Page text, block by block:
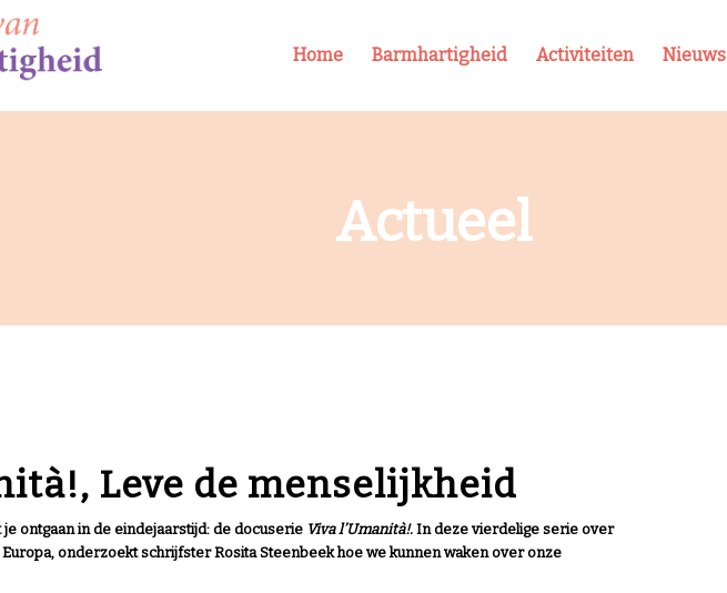
Home Barmhartigheid Activiteiten Nieuws
Actueel
Leve de menselijkheid
je ontgaan in de eindejaarstijd: de docuserie Viva l’Umanità!. In deze vierdelige serie over
, onderzoekt schrijfster Rosita Steenbeek hoe we kunnen waken over onze